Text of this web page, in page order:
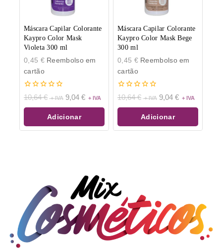
Máscara Capilar Colorante
Kaypro Color Mask
Violeta 300 ml
0,45 €Reembolso em
cartão
0
de
5
10,64€ 9,04 €
Adicionar
Máscara Capilar Colorante
Kaypro Color Mask Bege
300 ml
0,45 €Reembolso em
cartão
0
de
5
10,64€ 9,04 €
Adicionar